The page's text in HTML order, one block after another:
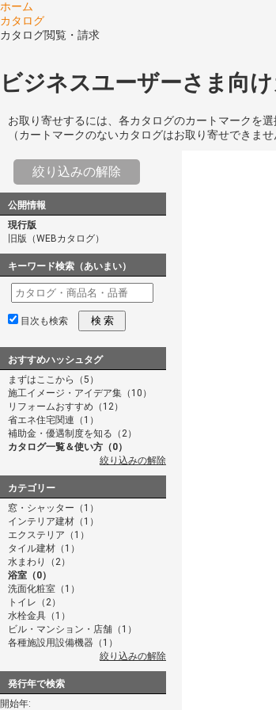
ホーム
カタログ
カタログ閲覧・請求
ビジネスユーザーさま向
お取り寄せするには、各カタログのカートマークを
（カートマークのないカタログはお取り寄せできませ
絞り込みの解除
公開情報
現行版
旧版（WEBカタログ）
キーワード検索（あいまい）
目次も検索 検 索
おすすめハッシュタグ
まずはここから（5）
施工イメージ・アイデア集（10）
リフォームおすすめ（12）
省エネ住宅関連（1）
補助金・優遇制度を知る（2）
カタログ一覧＆使い方（0）
絞り込みの解除
カテゴリー
窓・シャッター（1）
インテリア建材（1）
エクステリア（1）
タイル建材（1）
水まわり（2）
浴室（0）
洗面化粧室（1）
トイレ（2）
水栓金具（1）
ビル・マンション・店舗（1）
各種施設用設備機器（1）
絞り込みの解除
発行年で検索
開始年: